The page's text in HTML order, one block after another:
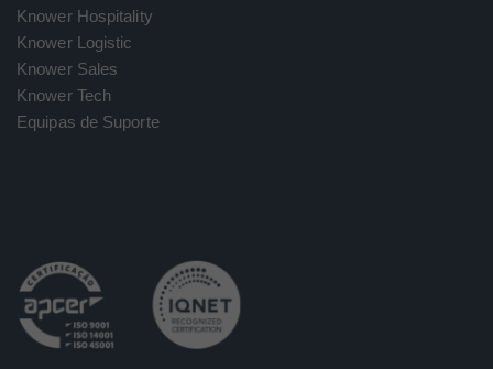
Knower Hospitality
Knower Logistic
Knower Sales
Knower Tech
Equipas de Suporte